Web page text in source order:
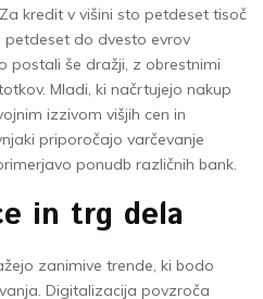
kredit v višini sto petdeset tisoč
do dvesto evrov
postali še dražji, z obrestnimi
Mladi, ki načrtujejo nakup
izzivom višjih cen in
priporočajo varčevanje
ponudb različnih bank.
in trg dela
zanimive trende, ki bodo
Digitalizacija povzroča